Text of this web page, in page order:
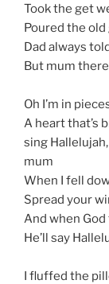
Took the get
Poured the
Dad always
But mum
Oh I’m in
A heart that’s
sing
mum
When I fell
Spread your
And when
He’ll say
I fluffed the